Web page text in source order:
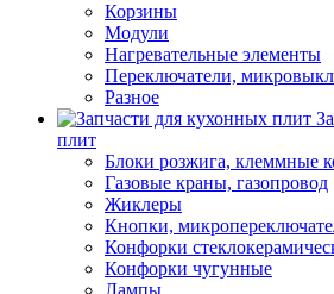
Корзины
Модули
Нагревательные элементы
Переключатели,
Разное
плит
Блоки розжига, клеммные
Газовые краны, газопровод
Жиклеры
Кнопки,
Конфорки
Конфорки чугунные
Лампы